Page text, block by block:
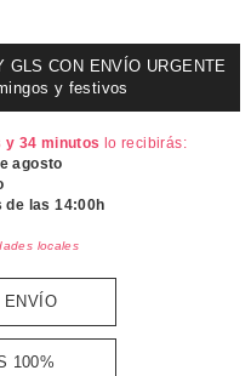
GLS CON ENVÍO URGENTE
y festivos
y 34 minutos lo recibirás:
agosto
de las 14:00h
locales
ENVÍO
100%